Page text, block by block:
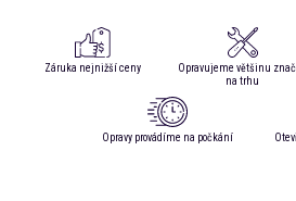
Záruka nejnižší ceny
Opravujeme většinu
na trhu
Opravy provádíme na počkání